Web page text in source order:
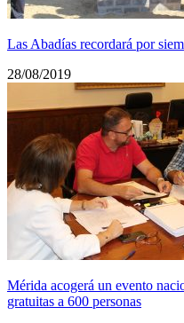
Las Abadías recordará por
28/08/2019
Mérida acogerá un evento
gratuitas a 600 personas